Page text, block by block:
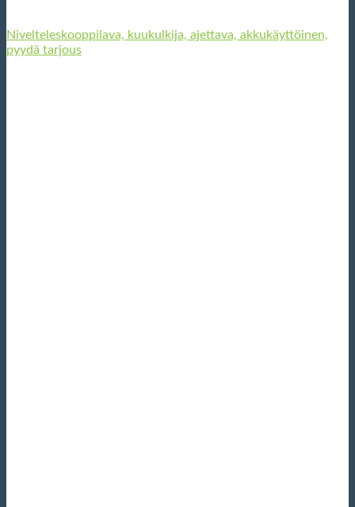
Nivelteleskooppilava, kuukulkija, ajettava, akkukäyttöinen,
pyydä tarjous